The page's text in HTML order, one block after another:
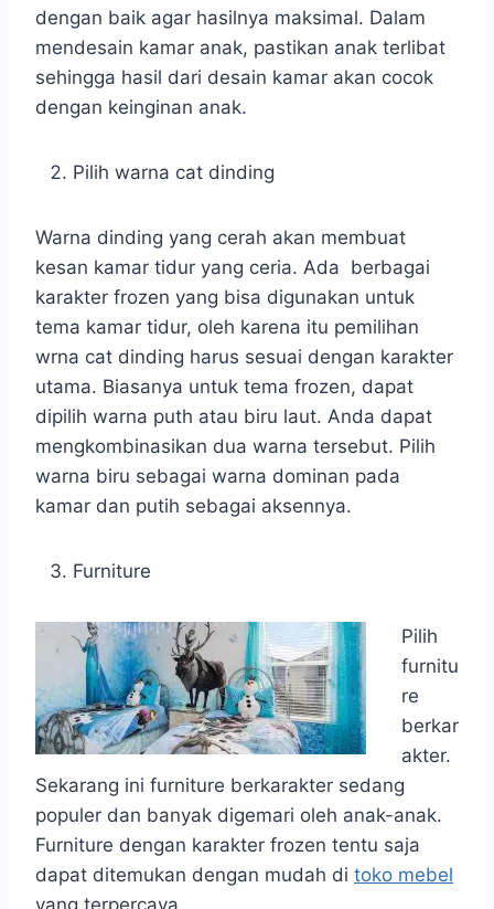
dengan baik agar hasilnya maksimal. Dalam
mendesain kamar anak, pastikan anak terlibat
sehingga hasil dari desain kamar akan cocok
dengan keinginan anak.
Pilih warna cat dinding
Warna dinding yang cerah akan membuat
kesan kamar tidur yang ceria. Ada berbagai
karakter frozen yang bisa digunakan untuk
tema kamar tidur, oleh karena itu pemilihan
wrna cat dinding harus sesuai dengan karakter
utama. Biasanya untuk tema frozen, dapat
dipilih warna puth atau biru laut. Anda dapat
mengkombinasikan dua warna tersebut. Pilih
warna biru sebagai warna dominan pada
kamar dan putih sebagai aksennya.
Furniture
Pilih
furnitu
re
berkar
akter.
Sekarang ini furniture berkarakter sedang
populer dan banyak digemari oleh anak-anak.
Furniture dengan karakter frozen tentu saja
dapat ditemukan dengan mudah di toko mebel
yang terpercaya.